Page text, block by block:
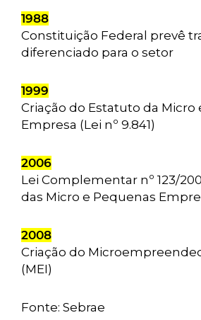
1988
Constituição Federal prevê
diferenciado para o setor
1999
Criação do Estatuto da Micro
Empresa (Lei nº 9.841)
2006
Lei Complementar nº 123/
das Micro e Pequenas
2008
Criação do
(MEI)
Fonte: Sebrae